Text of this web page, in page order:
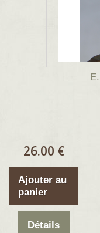
26.00 €
Ajouter au
panier
Détails